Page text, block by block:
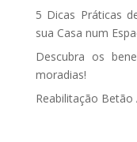
5 Dicas Práticas
sua Casa num
Descubra os
moradias!
Reabilitação Betão